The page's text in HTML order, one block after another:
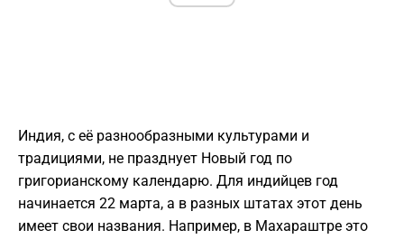
Индия, с её разнообразными культурами и
традициями, не празднует Новый год по
григорианскому календарю. Для индийцев год
начинается 22 марта, а в разных штатах этот день
имеет свои названия. Например, в Махараштре это